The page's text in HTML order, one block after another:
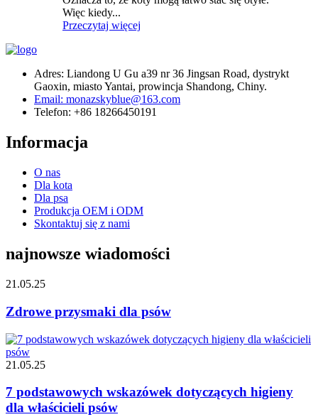
Więc kiedy...
Przeczytaj więcej
Adres: Liandong U Gu a39 nr 36 Jingsan Road, dystrykt
Gaoxin, miasto Yantai, prowincja Shandong, Chiny.
Email: monazskyblue@163.com
Telefon: +86 18266450191
Informacja
O nas
Dla kota
Dla psa
Produkcja OEM i ODM
Skontaktuj się z nami
najnowsze wiadomości
21.05.25
Zdrowe przysmaki dla psów
21.05.25
7 podstawowych wskazówek dotyczących higieny
dla właścicieli psów